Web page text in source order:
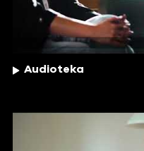
Audioteka